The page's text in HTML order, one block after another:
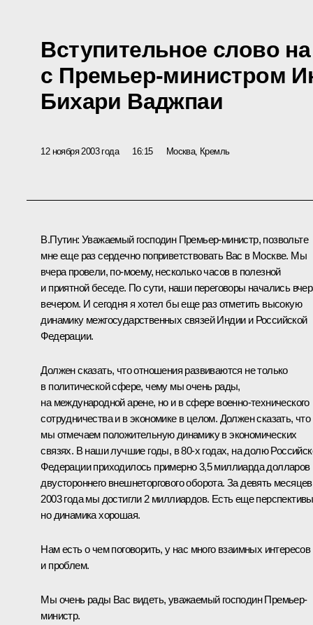
Вступительное слово
с Премьер-министром
Бихари Ваджпаи
12 ноября 2003 года 16:15 Москва, Кремль
В.Путин: Уважаемый господин Премьер-министр, позвольте
мне еще раз сердечно поприветствовать Вас в Москве. Мы
вчера провели, по‑моему, несколько часов в полезной
и приятной беседе. По сути, наши переговоры начались
вечером. И сегодня я хотел бы еще раз отметить высокую
динамику межгосударственных связей Индии и Российской
Федерации.
Должен сказать, что отношения развиваются не только
в политической сфере, чему мы очень рады,
на международной арене, но и в сфере военно-технического
сотрудничества и в экономике в целом. Должен сказать, что
мы отмечаем положительную динамику в экономических
связях. В наши лучшие годы, в 80-х годах, на долю
Федерации приходилось примерно 3,5 миллиарда долларов
двустороннего внешнеторгового оборота. За девять месяцев
2003 года мы достигли 2 миллиардов. Есть еще
но динамика хорошая.
Нам есть о чем поговорить, у нас много взаимных интересов
и проблем.
Мы очень рады Вас видеть, уважаемый господин Премьер-
министр.